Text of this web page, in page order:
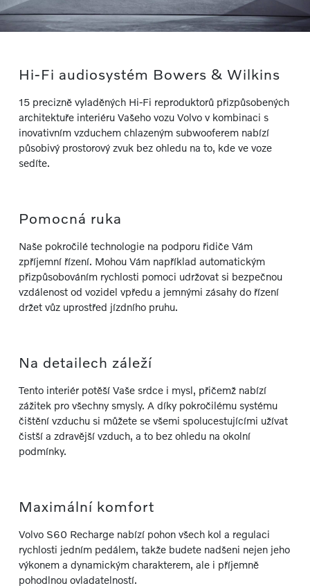
Hi-Fi audiosystém Bowers & Wilkins
15 precizně vyladěných Hi-Fi reproduktorů přizpůsobených
architektuře interiéru Vašeho vozu Volvo v kombinaci s
inovativním vzduchem chlazeným subwooferem nabízí
působivý prostorový zvuk bez ohledu na to, kde ve voze
sedíte.
Pomocná ruka
Naše pokročilé technologie na podporu řidiče Vám
zpříjemní řízení. Mohou Vám například automatickým
přizpůsobováním rychlosti pomoci udržovat si bezpečnou
vzdálenost od vozidel vpředu a jemnými zásahy do řízení
držet vůz uprostřed jízdního pruhu.
Na detailech záleží
Tento interiér potěší Vaše srdce i mysl, přičemž nabízí
zážitek pro všechny smysly. A díky pokročilému systému
čištění vzduchu si můžete se všemi spolucestujícími užívat
čistší a zdravější vzduch, a to bez ohledu na okolní
podmínky.
Maximální komfort
Volvo S60 Recharge nabízí pohon všech kol a regulaci
rychlosti jedním pedálem, takže budete nadšeni nejen jeho
výkonem a dynamickým charakterem, ale i příjemně
pohodlnou ovladatelností.